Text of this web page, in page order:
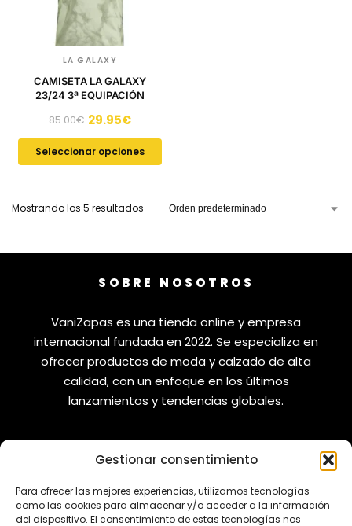
Gestionar consentimiento
Para ofrecer las mejores experiencias, utilizamos tecnologías
como las cookies para almacenar y/o acceder a la información
del dispositivo. El consentimiento de estas tecnologías nos
LA GALAXY
CAMISETA LA GALAXY
23/24 3ª EQUIPACIÓN
85.00€ 29.95€
Seleccionar opciones
Mostrando los 5 resultados
SOBRE NOSOTROS
VaniZapas es una tienda online y empresa
internacional fundada en 2022. Se especializa en
ofrecer productos de moda y calzado de alta
calidad, con un enfoque en los últimos
lanzamientos y tendencias globales.
Envíos Aviso Legal